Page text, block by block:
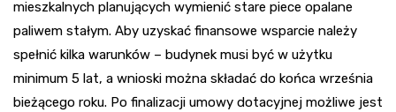
mieszkalnych planujących wymienić stare piece opalane
paliwem stałym. Aby uzyskać finansowe wsparcie należy
spełnić kilka warunków – budynek musi być w użytku
minimum 5 lat, a wnioski można składać do końca września
bieżącego roku. Po finalizacji umowy dotacyjnej możliwe jest